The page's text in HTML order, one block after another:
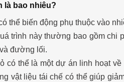
là bao nhiêu?
thể biến động phụ thuộc vào
trình này thường bao gồm
đường lối.
có thể là một dự án linh hoạt
vật liệu tái chế có thể giúp